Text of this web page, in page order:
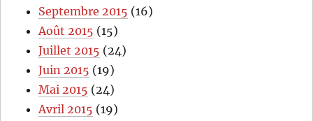
Septembre 2015 (16)
Août 2015 (15)
Juillet 2015 (24)
Juin 2015 (19)
Mai 2015 (24)
Avril 2015 (19)